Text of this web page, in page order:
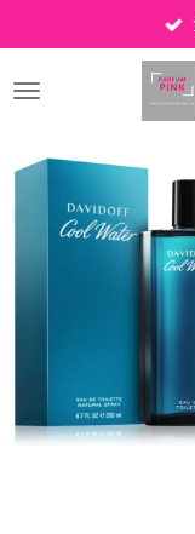
direct
naar